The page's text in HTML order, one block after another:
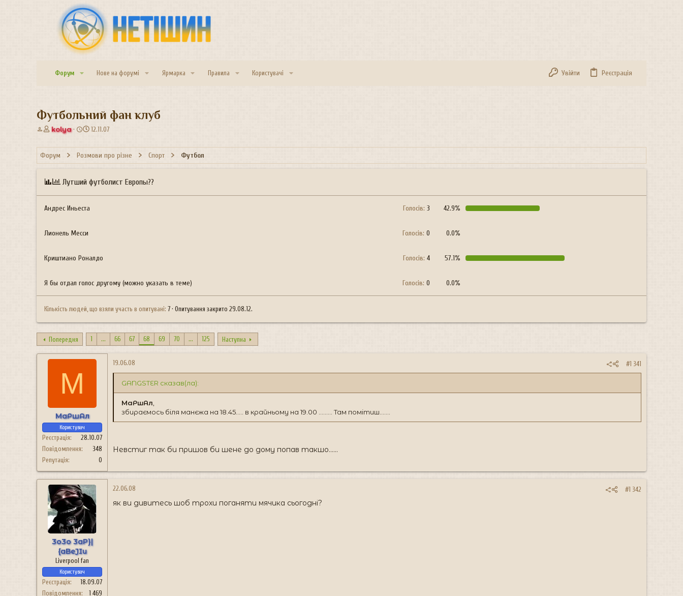
Форум Нове на форумі Ярмарка Правила Користувачі Увійти Реєстрація
Футбольний фан клуб
А
т
о
р
е
kolya
Д
т
а
с
в
12.11.07
Форум Розмови про різне Спорт Футбол
Лутший футболист Европы??
Андрес Иньеста Голосів: 3 42.9%
Лионель Месси Голосів: 0 0.0%
Криштиано Роналдо Голосів: 4 57.1%
Я бы отдал голос другому (можно указать в теме) Голосів: 0 0.0%
Кількість людей, що взяли участь в опитувані 7 Опитування закрито 29.08.12.
Попередня 1 ... 66 67 68 69 70 ... 125 Наступна
М
МаРшАл
Користувач
Реєстрація
28.10.07
Повідомлення
348
Репутація
0
19.06.08 #1 341
GANGSTER сказав(ла):
МаРшАл
збираємось біля манєжа на 18.45..... в крайньому на 19.00 ......... Там помітиш.......
Невстиг так би пришов би шене до дому попав такшо......
3o3o 3aP}|
{aBeJIu
Liverpool fan
Користувач
Реєстрація
18.09.07
Повідомлення
1 469
22.06.08 #1 342
як ви дивитесь шоб трохи поганяти мячика сьогодні?